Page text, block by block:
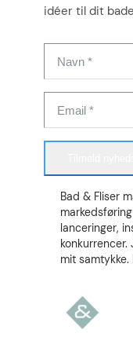
idéer til dit
Bad & Fliser
lanceringer,
mit